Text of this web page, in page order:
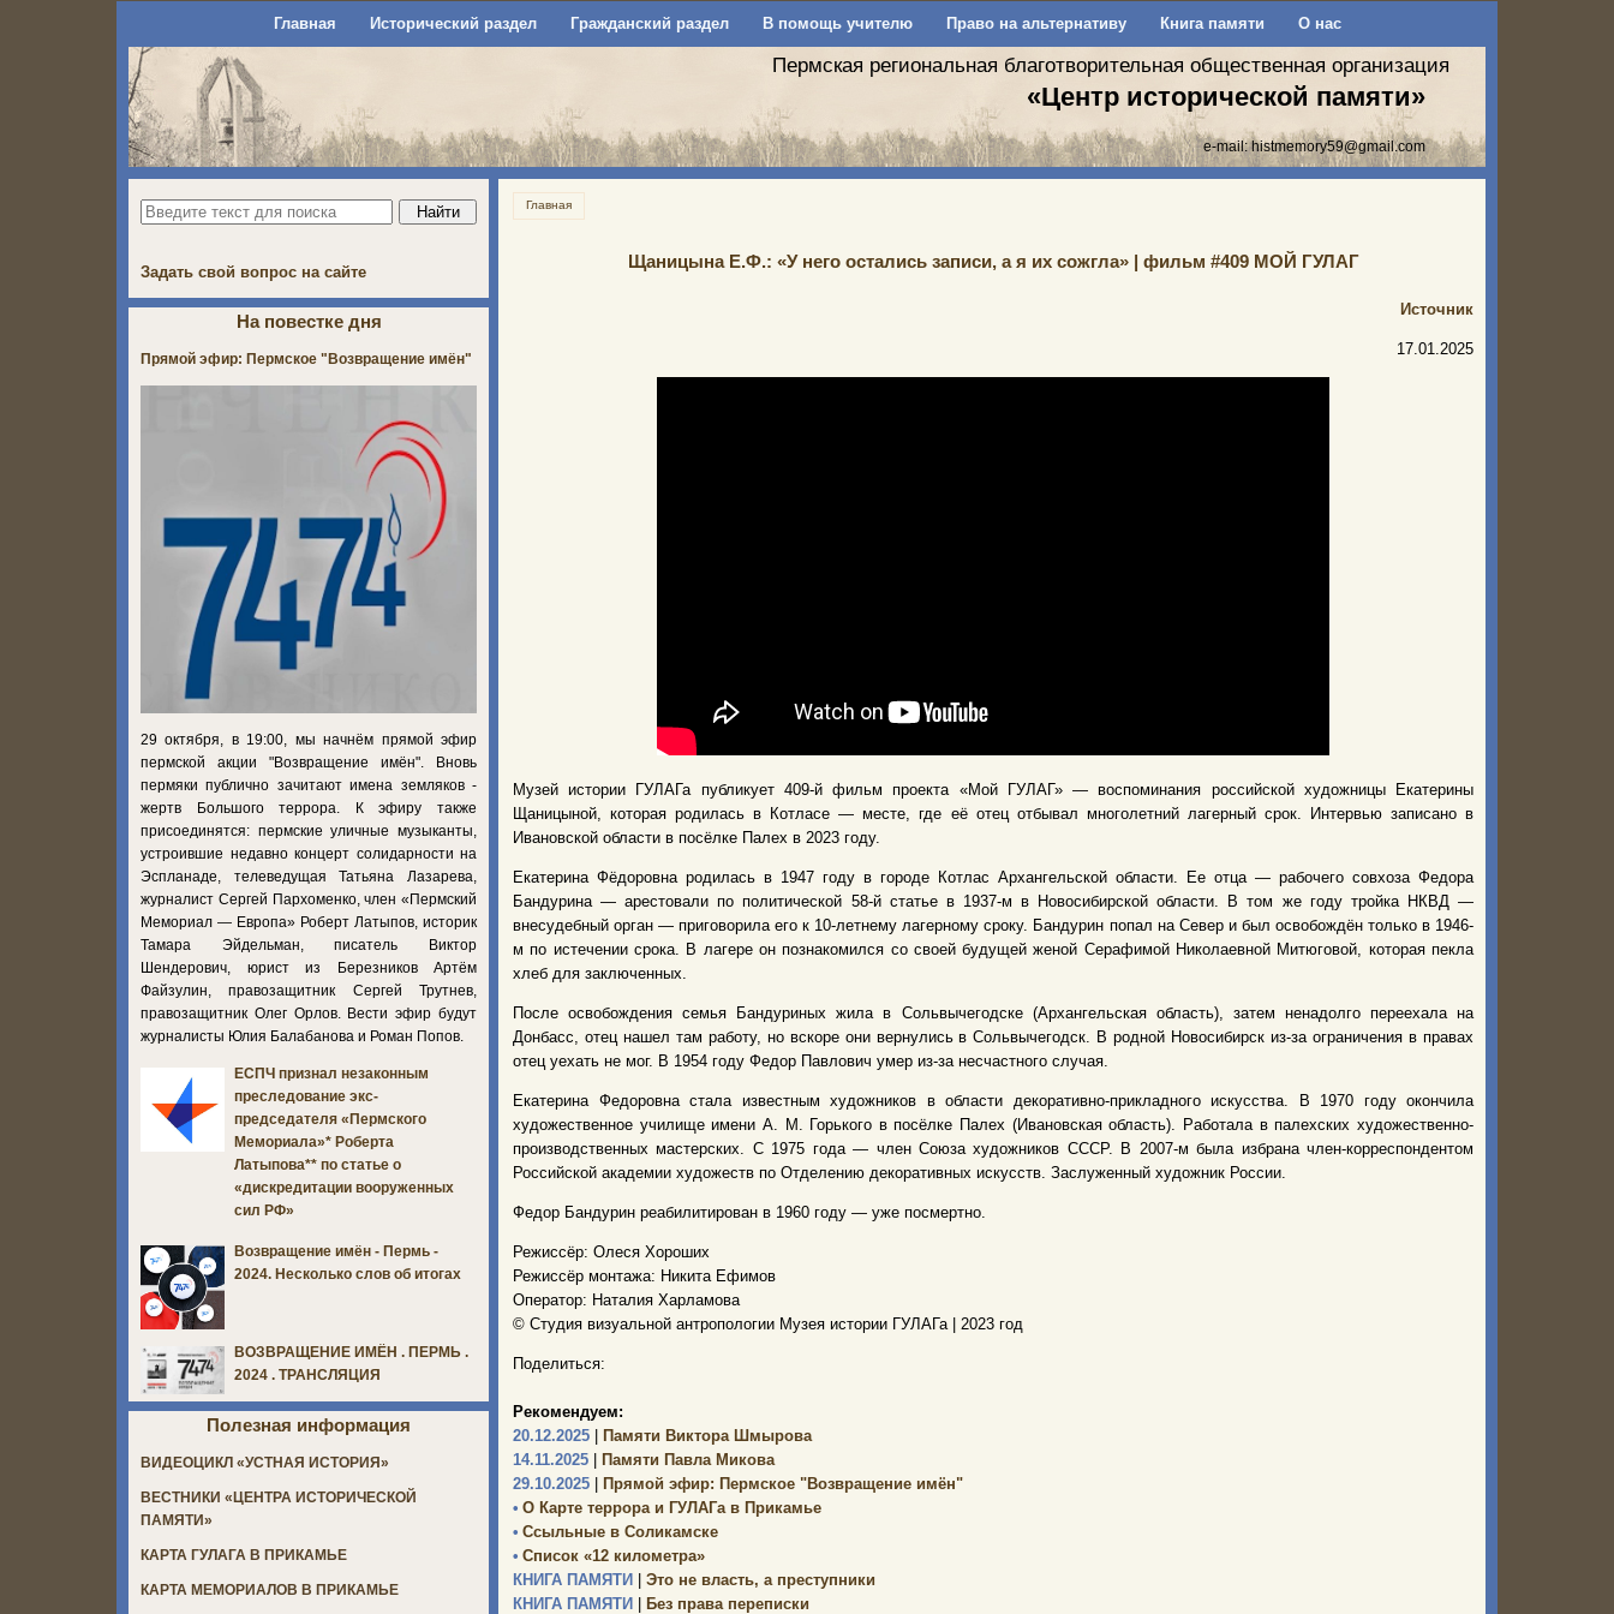
Главная Исторический раздел Гражданский раздел В помощь учителю Право на альтернативу Книга памяти О нас
Пермская региональная благотворительная общественная организация
«Центр исторической памяти»
e-mail:histmemory59@gmail.com
Главная
Щаницына Е.Ф.: «У него остались записи, а я их сожгла» | фильм #409 МОЙ ГУЛАГ
Источник
17.01.2025
Музей истории ГУЛАГа публикует 409-й фильм проекта «Мой ГУЛАГ» — воспоминания российской художницы Екатерины
Щаницыной, которая родилась в Котласе — месте, где её отец отбывал многолетний лагерный срок. Интервью записано в
Ивановской области в посёлке Палех в 2023 году.
Екатерина Фёдоровна родилась в 1947 году в городе Котлас Архангельской области. Ее отца — рабочего совхоза Федора
Бандурина — арестовали по политической 58-й статье в 1937-м в Новосибирской области. В том же году тройка НКВД —
внесудебный орган — приговорила его к 10-летнему лагерному сроку. Бандурин попал на Север и был освобождён только в 1946-
м по истечении срока. В лагере он познакомился со своей будущей женой Серафимой Николаевной Митюговой, которая пекла
хлеб для заключенных.
После освобождения семья Бандуриных жила в Сольвычегодске (Архангельская область), затем ненадолго переехала на
Донбасс, отец нашел там работу, но вскоре они вернулись в Сольвычегодск. В родной Новосибирск из-за ограничения в правах
отец уехать не мог. В 1954 году Федор Павлович умер из-за несчастного случая.
Екатерина Федоровна стала известным художников в области декоративно-прикладного искусства. В 1970 году окончила
художественное училище имени А. М. Горького в посёлке Палех (Ивановская область). Работала в палехских художественно-
производственных мастерских. С 1975 года — член Союза художников СССР. В 2007-м была избрана член-корреспондентом
Российской академии художеств по Отделению декоративных искусств. Заслуженный художник России.
Федор Бандурин реабилитирован в 1960 году — уже посмертно.
Режиссёр: Олеся Хороших
Режиссёр монтажа: Никита Ефимов
Оператор: Наталия Харламова
© Студия визуальной антропологии Музея истории ГУЛАГа | 2023 год
Поделиться:
Рекомендуем:
20.12.2025
Памяти Виктора Шмырова
14.11.2025
Памяти Павла Микова
29.10.2025
Прямой эфир: Пермское "Возвращение имён"
• О Карте террора и ГУЛАГа в Прикамье
• Ссыльные в Соликамске
• Список «12 километра»
КНИГА ПАМЯТИ
Это не власть, а преступники
КНИГА ПАМЯТИ
Без права переписки
Задать свой вопрос на сайте
На повестке дня
Прямой эфир: Пермское "Возвращение имён"
29 октября, в 19:00, мы начнём прямой эфир
пермской акции "Возвращение имён". Вновь
пермяки публично зачитают имена земляков -
жертв Большого террора. К эфиру также
присоединятся: пермские уличные музыканты,
устроившие недавно концерт солидарности на
Эспланаде, телеведущая Татьяна Лазарева,
журналист Сергей Пархоменко, член «Пермский
Мемориал — Европа» Роберт Латыпов, историк
Тамара Эйдельман, писатель Виктор
Шендерович, юрист из Березников Артём
Файзулин, правозащитник Сергей Трутнев,
правозащитник Олег Орлов. Вести эфир будут
журналисты Юлия Балабанова и Роман Попов.
ЕСПЧ признал незаконным
преследование экс-
председателя «Пермского
Мемориала»* Роберта
Латыпова** по статье о
«дискредитации вооруженных
сил РФ»
Возвращение имён - Пермь -
2024. Несколько слов об итогах
ВОЗВРАЩЕНИЕ ИМЁН . ПЕРМЬ .
2024 . ТРАНСЛЯЦИЯ
Полезная информация
ВИДЕОЦИКЛ «УСТНАЯ ИСТОРИЯ»
ВЕСТНИКИ «ЦЕНТРА ИСТОРИЧЕСКОЙ
ПАМЯТИ»
КАРТА ГУЛАГА В ПРИКАМЬЕ
КАРТА МЕМОРИАЛОВ В ПРИКАМЬЕ